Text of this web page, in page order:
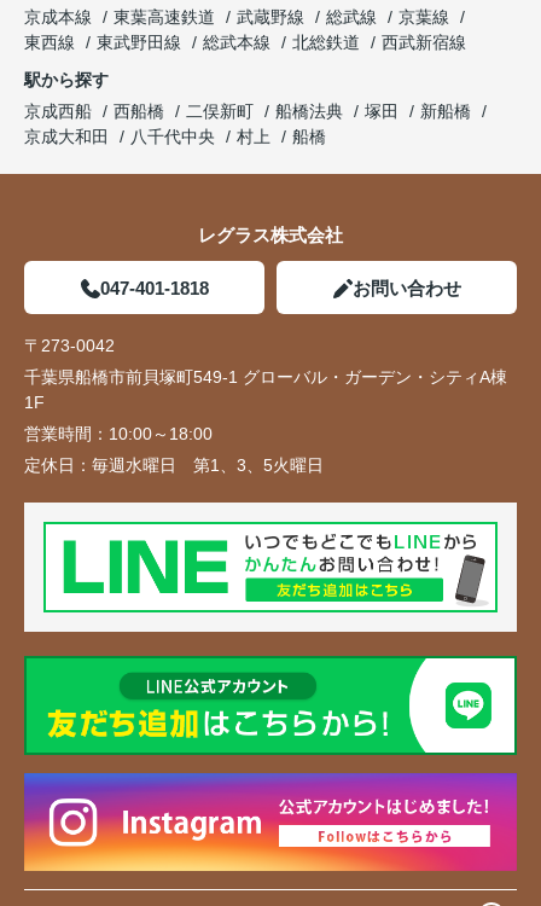
京成本線
東葉高速鉄道 武蔵野線 総武線
京葉線
東西線
東武野田線 総武本線 北総鉄道
西武新宿線
駅から探す
京成西船
西船橋 二俣新町 船橋法典 塚田
新船橋
京成大和田
八千代中央 村上 船橋
レグラス株式会社
047-401-1818 お問い合わせ
〒273-0042
千葉県船橋市前貝塚町549-1 グローバル・ガーデン・シティA棟
1F
営業時間： 10:00～18:00
定休日： 毎週水曜日 第1、3、5火曜日